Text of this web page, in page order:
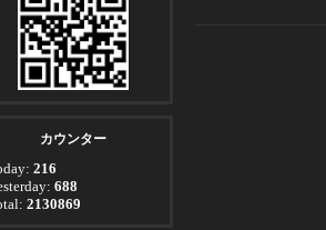
カウンター
216
688
2130869